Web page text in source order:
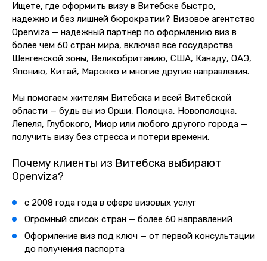
Ищете, где оформить визу в Витебске быстро,
надежно и без лишней бюрократии? Визовое агентство
Openviza — надежный партнер по оформлению виз в
более чем 60 стран мира, включая все государства
Шенгенской зоны, Великобританию, США, Канаду, ОАЭ,
Японию, Китай, Марокко и многие другие направления.
Мы помогаем жителям Витебска и всей Витебской
области — будь вы из Орши, Полоцка, Новополоцка,
Лепеля, Глубокого, Миор или любого другого города —
получить визу без стресса и потери времени.
Почему клиенты из Витебска выбирают
Openviza?
с 2008 года года в сфере визовых услуг
Огромный список стран — более 60 направлений
Оформление виз под ключ — от первой консультации
до получения паспорта